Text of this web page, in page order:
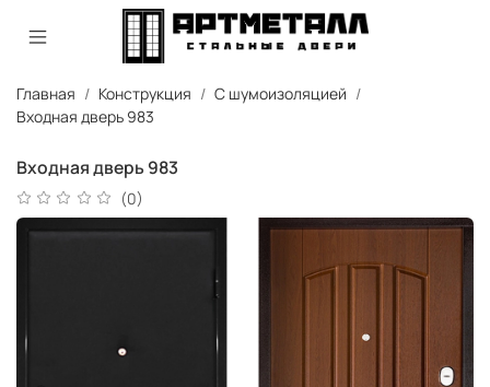
Главная Конструкция
С шумоизоляцией
Входная дверь 983
Входная дверь 983
(0)